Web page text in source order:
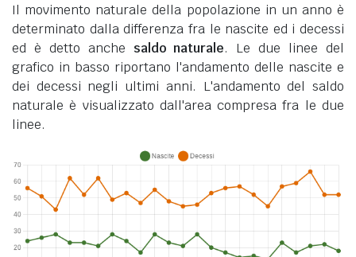
Il movimento naturale della popolazione in un anno è
determinato dalla differenza fra le nascite ed i decessi
ed è detto anche saldo naturale. Le due linee del
grafico in basso riportano l'andamento delle nascite e
dei decessi negli ultimi anni. L'andamento del saldo
naturale è visualizzato dall'area compresa fra le due
linee.